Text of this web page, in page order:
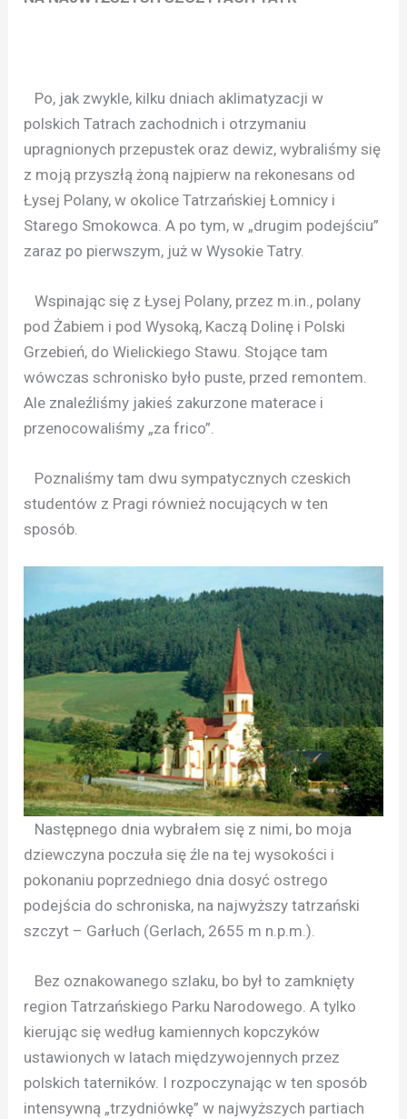
Po, jak zwykle, kilku dniach aklimatyzacji w
polskich Tatrach zachodnich i otrzymaniu
upragnionych przepustek oraz dewiz, wybraliśmy się
z moją przyszłą żoną najpierw na rekonesans od
Łysej Polany, w okolice Tatrzańskiej Łomnicy i
Starego Smokowca. A po tym, w „drugim podejściu”
zaraz po pierwszym, już w Wysokie Tatry.
Wspinając się z Łysej Polany, przez m.in., polany
pod Żabiem i pod Wysoką, Kaczą Dolinę i Polski
Grzebień, do Wielickiego Stawu. Stojące tam
wówczas schronisko było puste, przed remontem.
Ale znaleźliśmy jakieś zakurzone materace i
przenocowaliśmy „za frico”.
Poznaliśmy tam dwu sympatycznych czeskich
studentów z Pragi również nocujących w ten
sposób.
Następnego dnia wybrałem się z nimi, bo moja
dziewczyna poczuła się źle na tej wysokości i
pokonaniu poprzedniego dnia dosyć ostrego
podejścia do schroniska, na najwyższy tatrzański
szczyt – Garłuch (Gerlach, 2655 m n.p.m.).
Bez oznakowanego szlaku, bo był to zamknięty
region Tatrzańskiego Parku Narodowego. A tylko
kierując się według kamiennych kopczyków
ustawionych w latach międzywojennych przez
polskich taterników. I rozpoczynając w ten sposób
intensywną „trzydniówkę” w najwyższych partiach